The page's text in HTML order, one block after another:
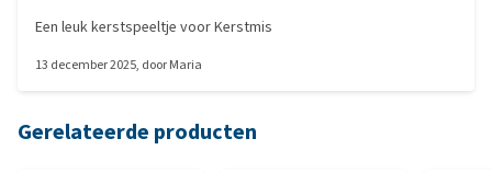
Een leuk kerstspeeltje voor Kerstmis
13 december 2025, doorMaria
Gerelateerde producten